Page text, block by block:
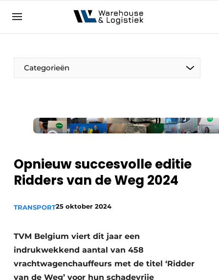
NL EN
Categorieën
Opnieuw succesvolle editie
Ridders van de Weg 2024
TRANSPORT25 oktober 2024
TVM Belgium viert dit jaar een
indrukwekkend aantal van 458
vrachtwagenchauffeurs met de titel ‘Ridder
van de Weg’ voor hun schadevrije